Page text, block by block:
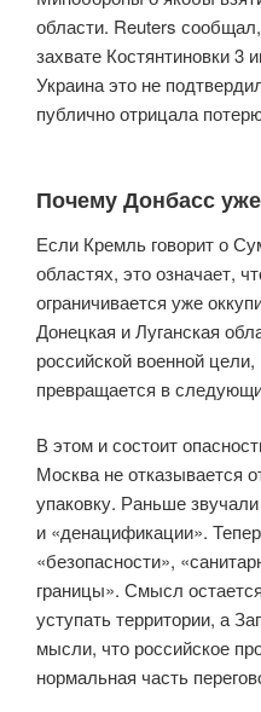
области. Reuters
захвате Костянтиновки 3
Украина это не
публично отрицала
Почему Донбасс
Если Кремль говорит о
областях, это означает,
ограничивается уже
Донецкая и Луганская
российской военной
превращается в
В этом и состоит
Москва не отказывается
упаковку. Раньше
и «денацификации».
«безопасности»,
границы». Смысл
уступать территории, а
мысли, что российское
нормальная часть